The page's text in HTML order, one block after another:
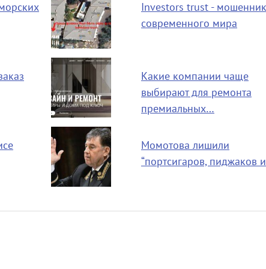
Investors trust -
современного мира
Какие компании чаще
выбирают для ремонта
премиальных…
Момотова лишили
“портсигаров, пиджаков